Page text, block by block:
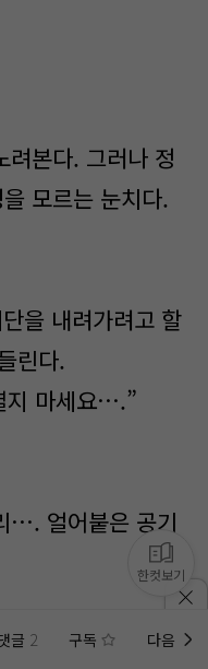
려본다. 그러나 정
모르는 눈치다.
을 내려가려고 할
린다.
지 마세요….”
…. 얼어붙은 공기
고하셨습니다. 이
글 2 구독 다음
한컷보기
미노벨 앱설치하기